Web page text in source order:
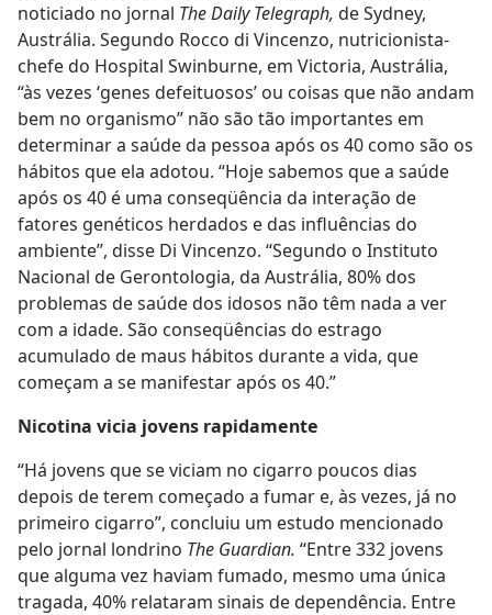
noticiado no jornal The Daily Telegraph, de Sydney,
Austrália. Segundo Rocco di Vincenzo, nutricionista-
chefe do Hospital Swinburne, em Victoria, Austrália,
“às vezes ‘genes defeituosos’ ou coisas que não andam
bem no organismo” não são tão importantes em
determinar a saúde da pessoa após os 40 como são os
hábitos que ela adotou. “Hoje sabemos que a saúde
após os 40 é uma conseqüência da interação de
fatores genéticos herdados e das influências do
ambiente”, disse Di Vincenzo. “Segundo o Instituto
Nacional de Gerontologia, da Austrália, 80% dos
problemas de saúde dos idosos não têm nada a ver
com a idade. São conseqüências do estrago
acumulado de maus hábitos durante a vida, que
começam a se manifestar após os 40.”
Nicotina vicia jovens rapidamente
“Há jovens que se viciam no cigarro poucos dias
depois de terem começado a fumar e, às vezes, já no
primeiro cigarro”, concluiu um estudo mencionado
pelo jornal londrino The Guardian. “Entre 332 jovens
que alguma vez haviam fumado, mesmo uma única
tragada, 40% relataram sinais de dependência. Entre